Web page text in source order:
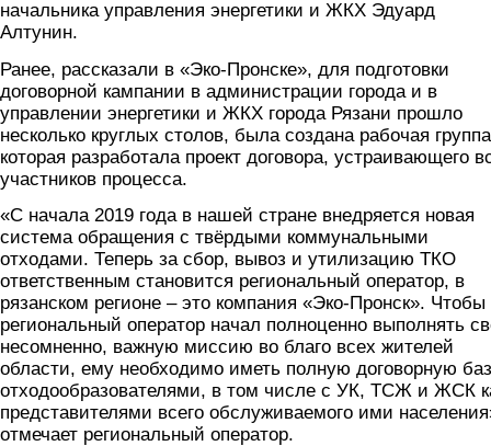
начальника управления энергетики и ЖКХ Эдуард
Алтунин.
Ранее, рассказали в «Эко-Пронске», для подготовки
договорной кампании в администрации города и в
управлении энергетики и ЖКХ города Рязани прошло
несколько круглых столов, была создана рабочая
которая разработала проект договора, устраивающего
участников процесса.
«С начала 2019 года в нашей стране внедряется новая
система обращения с твёрдыми коммунальными
отходами. Теперь за сбор, вывоз и утилизацию ТКО
ответственным становится региональный оператор, в
рязанском регионе – это компания «Эко-Пронск». Чтобы
региональный оператор начал полноценно выполнять
несомненно, важную миссию во благо всех жителей
области, ему необходимо иметь полную договорную
отходообразователями, в том числе с УК, ТСЖ и ЖСК
представителями всего обслуживаемого ими
отмечает региональный оператор.